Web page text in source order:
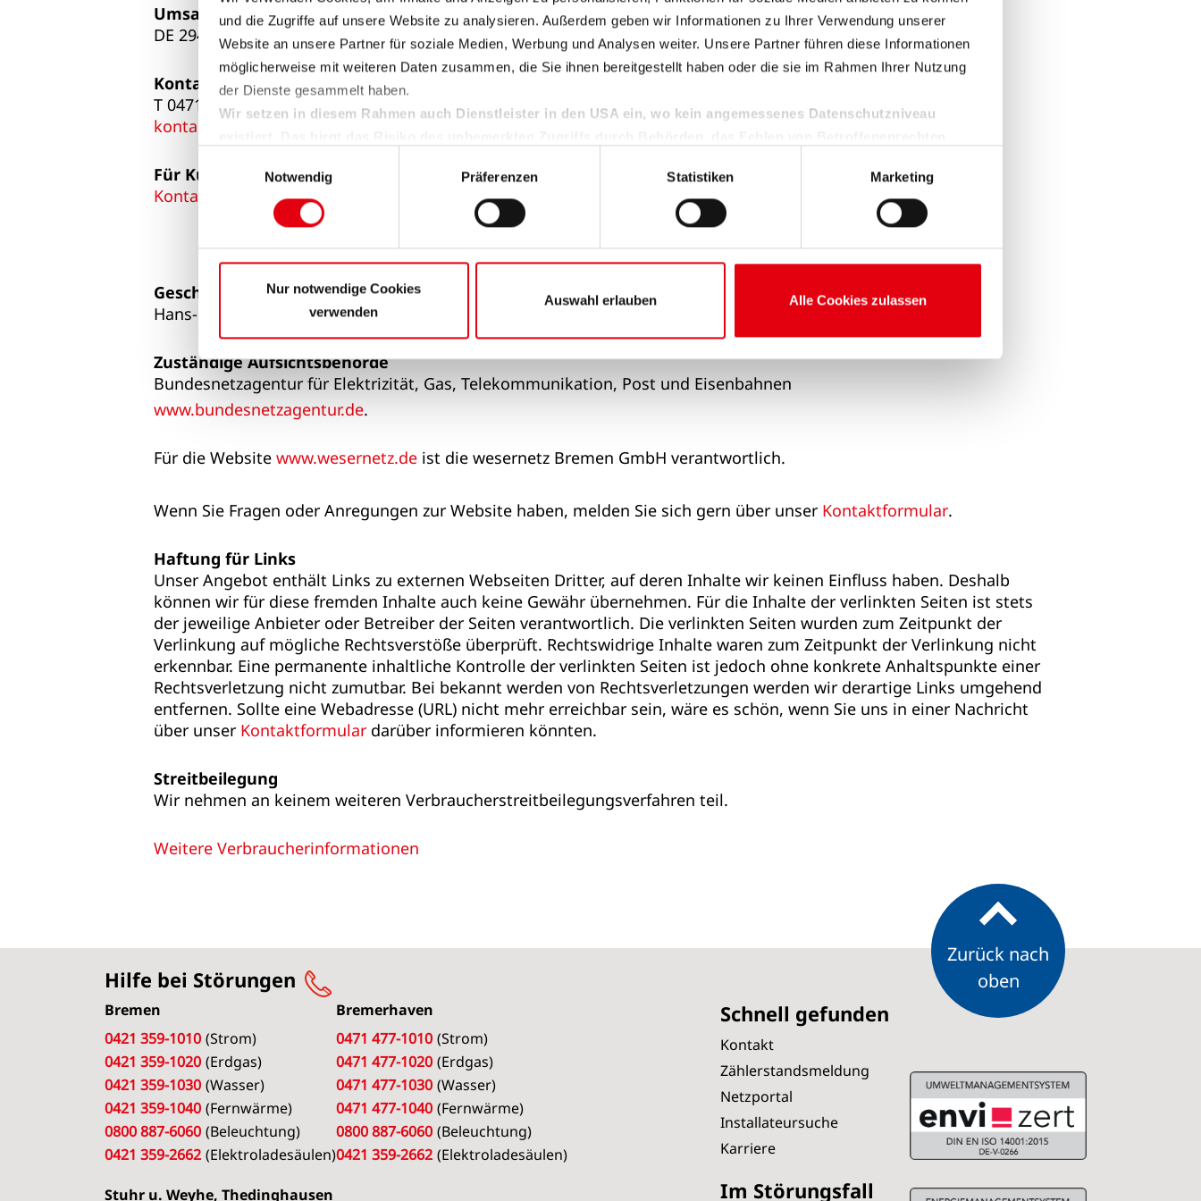
und die Zugriffe auf unsere Website zu analysieren. Außerdem geben wir Informationen zu Ihrer Verwendung unserer
Website an unsere Partner für soziale Medien, Werbung und Analysen weiter. Unsere Partner führen diese Informationen
möglicherweise mit weiteren Daten zusammen, die Sie ihnen bereitgestellt haben oder die sie im Rahmen Ihrer Nutzung
der Dienste gesammelt haben.
Wir setzen in diesem Rahmen auch Dienstleister in den USA ein, wo kein angemessenes Datenschutzniveau
Weitere Informationen finden Sie unter "Details" sowie in unserer Datenschutzerklärung. Ihre Einwilligung ist freiwillig und
Sie können sie jederzeit für die Zukunft widerrufen oder ändern. Sofern Sie Ihre Einwilligung nicht erteilen, beschränken
wir den Einsatz der Cookies auf das notwendige Minimum, um die Seite betreiben zu können.
Notwendig
Präferenzen Statistiken Marketing
Nur notwendige Cookies
verwenden
Auswahl erlauben Alle Cookies zulassen
Umsatzsteueridentifikations-Nr.
DE 294644581
Kontakt
T 0471 477-1212
kontaktformular@wesernetz.de
Für Kundenanliegen:
Kontaktformular
Geschäftsführung wesernetz Bremen GmbH und wesernetz Bremerhaven GmbH
Hans-Ulrich Salmen, Dr. Thomas Wernicke
Zuständige Aufsichtsbehörde
Bundesnetzagentur für Elektrizität, Gas, Telekommunikation, Post und Eisenbahnen
www.bundesnetzagentur.de.
Für die Website www.wesernetz.de ist die wesernetz Bremen GmbH verantwortlich.
Wenn Sie Fragen oder Anregungen zur Website haben, melden Sie sich gern über unser Kontaktformular.
Haftung für Links
Unser Angebot enthält Links zu externen Webseiten Dritter, auf deren Inhalte wir keinen Einfluss haben. Deshalb
können wir für diese fremden Inhalte auch keine Gewähr übernehmen. Für die Inhalte der verlinkten Seiten ist stets
der jeweilige Anbieter oder Betreiber der Seiten verantwortlich. Die verlinkten Seiten wurden zum Zeitpunkt der
Verlinkung auf mögliche Rechtsverstöße überprüft. Rechtswidrige Inhalte waren zum Zeitpunkt der Verlinkung nicht
erkennbar. Eine permanente inhaltliche Kontrolle der verlinkten Seiten ist jedoch ohne konkrete Anhaltspunkte einer
Rechtsverletzung nicht zumutbar. Bei bekannt werden von Rechtsverletzungen werden wir derartige Links umgehend
entfernen. Sollte eine Webadresse (URL) nicht mehr erreichbar sein, wäre es schön, wenn Sie uns in einer Nachricht
über unser Kontaktformular darüber informieren könnten.
Streitbeilegung
Wir nehmen an keinem weiteren Verbraucherstreitbeilegungsverfahren teil.
Weitere Verbraucherinformationen
Hilfe bei Störungen
Bremen
0421 359-1010 (Strom)
0421 359-1020 (Erdgas)
0421 359-1030 (Wasser)
0421 359-1040 (Fernwärme)
0800 887-6060 (Beleuchtung)
0421 359-2662 (Elektroladesäulen)
Bremerhaven
0471 477-1010 (Strom)
0471 477-1020 (Erdgas)
0471 477-1030 (Wasser)
0471 477-1040 (Fernwärme)
0800 887-6060 (Beleuchtung)
0421 359-2662 (Elektroladesäulen)
Stuhr u. Weyhe, Thedinghausen
Schnell gefunden
Kontakt
Zählerstandsmeldung
Netzportal
Installateursuche
Karriere
Im Störungsfall
Zurück nach
oben